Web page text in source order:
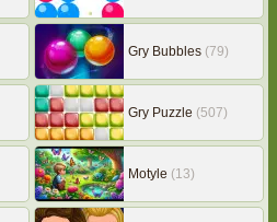
Gry Bubbles (79)
Gry Puzzle (507)
Motyle (13)